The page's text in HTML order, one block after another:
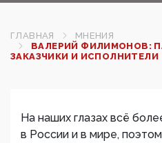
ГЛАВНАЯ
МНЕНИЯ
ВАЛЕРИЙ ФИЛИМОНОВ:
ЗАКАЗЧИКИ И ИСПОЛНИТЕЛИ
На наших глазах всё
в России и в мире,